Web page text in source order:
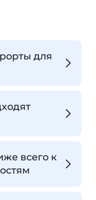
для
всего к